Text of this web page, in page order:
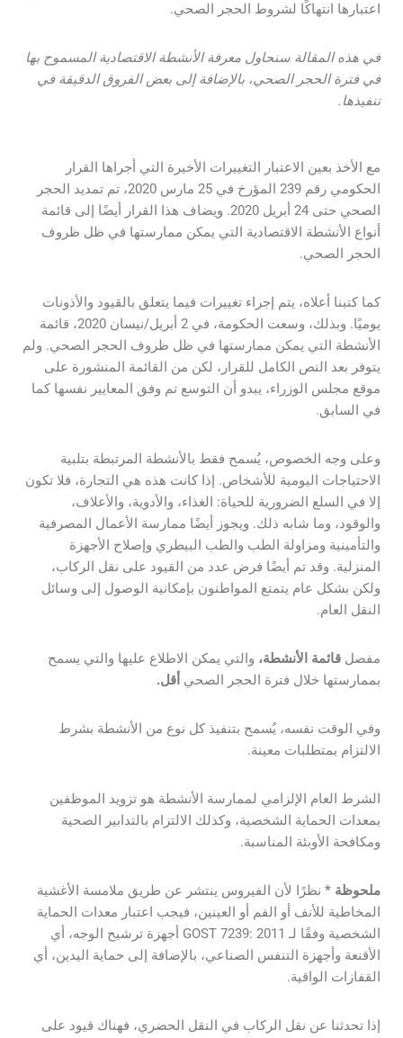
اعتبارها انتهاكًا لشروط الحجر الصحي.
في هذه المقالة سنحاول معرفة الأنشطة الاقتصادية المسموح بها
في فترة الحجر الصحي، بالإضافة إلى بعض الفروق الدقيقة في
تنفيذها.
مع الأخذ بعين الاعتبار التغييرات الأخيرة التي أجراها القرار
الحكومي رقم 239 المؤرخ في 25 مارس 2020، تم تمديد الحجر
الصحي حتى 24 أبريل 2020. ويضاف هذا القرار أيضًا إلى قائمة
أنواع الأنشطة الاقتصادية التي يمكن ممارستها في ظل ظروف
الحجر الصحي.
كما كتبنا أعلاه، يتم إجراء تغييرات فيما يتعلق بالقيود والأذونات
يوميًا. وبذلك، وسعت الحكومة، في 2 أبريل/نيسان 2020، قائمة
الأنشطة التي يمكن ممارستها في ظل ظروف الحجر الصحي. ولم
يتوفر بعد النص الكامل للقرار، لكن من القائمة المنشورة على
موقع مجلس الوزراء، يبدو أن التوسع تم وفق المعايير نفسها كما
في السابق.
وعلى وجه الخصوص، يُسمح فقط بالأنشطة المرتبطة بتلبية
الاحتياجات اليومية للأشخاص. إذا كانت هذه هي التجارة، فلا تكون
إلا في السلع الضرورية للحياة: الغذاء، والأدوية، والأعلاف،
والوقود، وما شابه ذلك. ويجوز أيضًا ممارسة الأعمال المصرفية
والتأمينية ومزاولة الطب والطب البيطري وإصلاح الأجهزة
المنزلية. وقد تم أيضًا فرض عدد من القيود على نقل الركاب،
ولكن بشكل عام يتمتع المواطنون بإمكانية الوصول إلى وسائل
النقل العام.
مفصل قائمة الأنشطة، والتي يمكن الاطلاع عليها والتي يسمح
بممارستها خلال فترة الحجر الصحي أقل.
وفي الوقت نفسه، يُسمح بتنفيذ كل نوع من الأنشطة بشرط
الالتزام بمتطلبات معينة.
الشرط العام الإلزامي لممارسة الأنشطة هو تزويد الموظفين
بمعدات الحماية الشخصية، وكذلك الالتزام بالتدابير الصحية
ومكافحة الأوبئة المناسبة.
ملحوظة * نظرًا لأن الفيروس ينتشر عن طريق ملامسة الأغشية
المخاطية للأنف أو الفم أو العينين، فيجب اعتبار معدات الحماية
الشخصية وفقًا لـ GOST 7239: 2011 أجهزة ترشيح الوجه، أي
الأقنعة وأجهزة التنفس الصناعي، بالإضافة إلى حماية اليدين، أي
القفازات الواقية.
إذا تحدثنا عن نقل الركاب في النقل الحضري، فهناك قيود على